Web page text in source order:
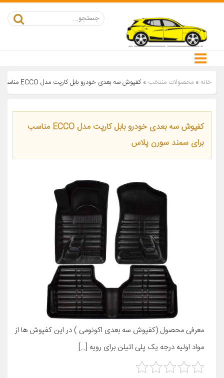
خانه » محصولات منتخب »کفپوش سه بعدی خودرو بابل کارپت مدل ECCO مناسب برای سمند سورن پلاس
کفپوش سه بعدی خودرو بابل کارپت مدل ECCO مناسب
برای سمند سورن پلاس
معرفی محصول (کفپوش سه بعدی اکونومی ) در این کفپوش ها از
مواد اولیه درجه یک پلی اتیلن برای رویه […]